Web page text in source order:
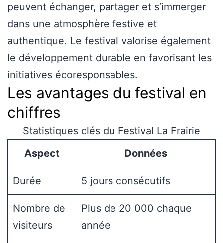
peuvent échanger, partager et s’immerger
dans une atmosphère festive et
authentique. Le festival valorise également
le développement durable en favorisant les
initiatives écoresponsables.
Les avantages du festival en
chiffres
Statistiques clés du Festival La Frairie
Aspect
Données
Durée 5 jours consécutifs
Nombre de
visiteurs
Plus de 20 000 chaque
année